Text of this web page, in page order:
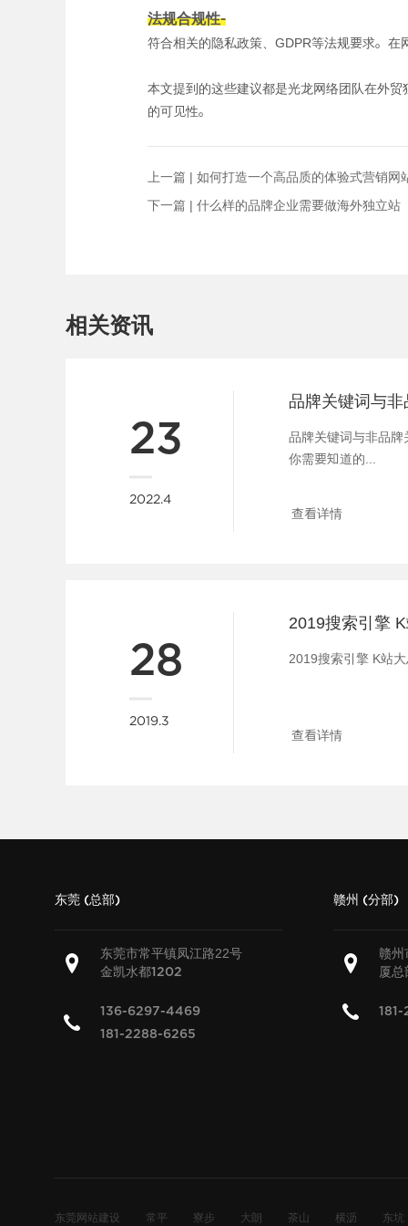
法规合规性-
符合相关的隐私政策、GDPR等法规要求。
本文提到的这些建议都是光龙网络团队在外
的可见性。
上一篇 | 如何打造一个高品质的体验式营销网
下一篇 | 什么样的品牌企业需要做海外独立站
相关资讯
23
2022.4
品牌关键词与非品
你需要知道的...
查看详情
28
2019.3
2019搜索引擎
2019搜索引擎 K站
查看详情
东莞 (总部)
东莞市常平镇凤江路22号
金凯水都1202
136-6297-4469
181-2288-6265
赣州 (分部)
赣州
厦
东莞网站建设 常平 寮步 大朗 茶山 横沥 东坑